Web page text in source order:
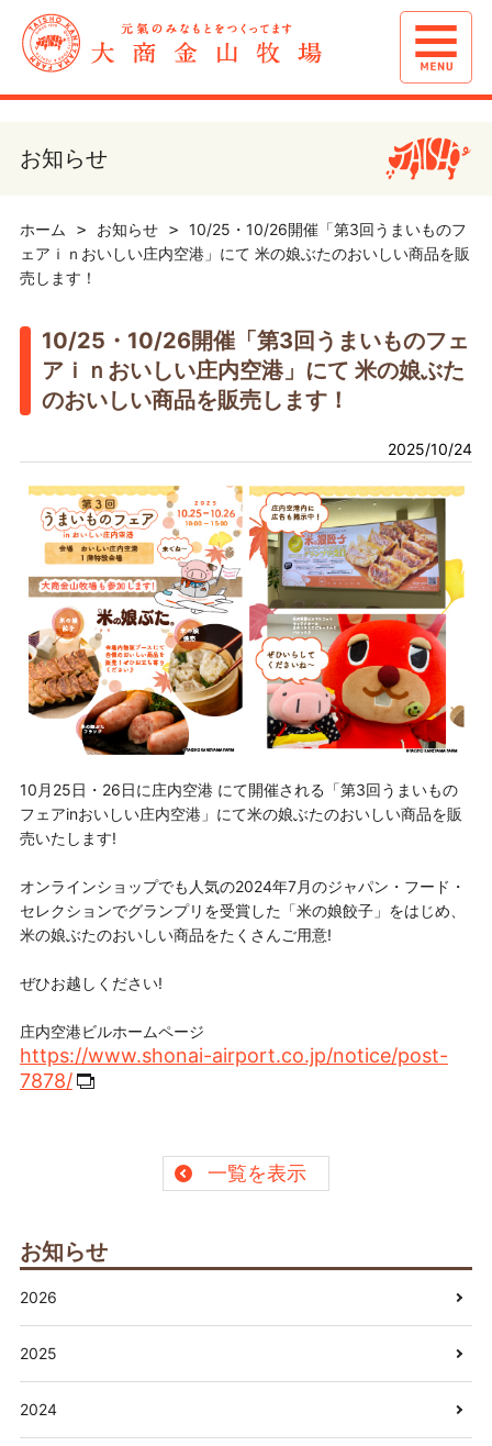
お知らせ
ホーム お知らせ
10/25・10/26開催「第3回うまいものフ
ェアｉｎおいしい庄内空港」にて 米の娘ぶたのおいしい商品を販
売します！
10/25・10/26開催「第3回うまいものフェ
アｉｎおいしい庄内空港」にて 米の娘ぶた
のおいしい商品を販売します！
2025/10/24
10月25日・26日に庄内空港 にて開催される「第3回うまいもの
フェアinおいしい庄内空港」にて米の娘ぶたのおいしい商品を販
売いたします!
オンラインショップでも人気の2024年7月のジャパン・フード・
セレクションでグランプリを受賞した「米の娘餃子」をはじめ、
米の娘ぶたのおいしい商品をたくさんご用意!
ぜひお越しください!
庄内空港ビルホームページ
https://www.shonai-airport.co.jp/notice/post-
7878/
一覧を表示
お知らせ
2026
2025
2024